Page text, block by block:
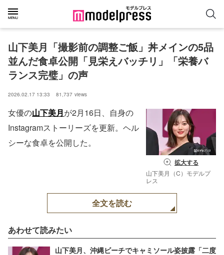
山下美月「撮影前の調整ご飯」丼メインの5品
並んだ食卓公開「見栄えバッチリ」「栄養バ
ランス完璧」の声
2026.02.17 13:33 81,737 views
拡大する
山下美月（C）モデルプ
レス
女優の山下美月が2月16日、自身の
Instagramストーリーズを更新。ヘル
シーな食卓を公開した。
全文を読む
あわせて読みたい
山下美月、沖縄ビーチでキャミソール姿披露「二度